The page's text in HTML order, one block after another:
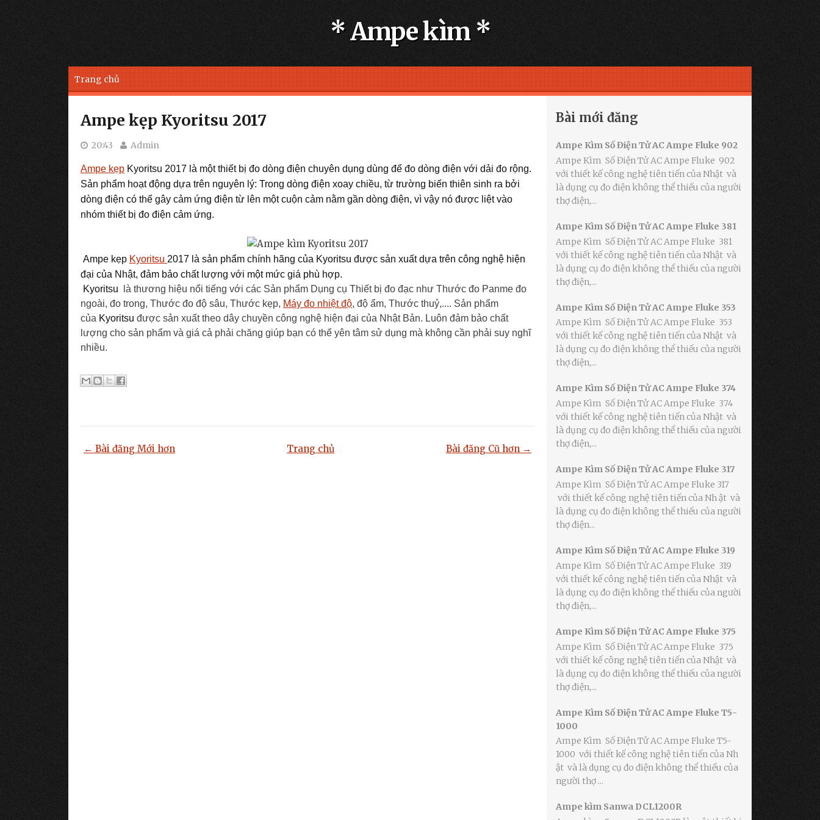
* Ampe kìm *
Skip to content
Trang chủ
Ampe kẹp Kyoritsu 2017
20:43 Admin
Ampe kẹp Kyoritsu 2017 là một thiết bị đo dòng điện chuyên dụng dùng để đo dòng điện với dải đo rộng.
Sản phẩm hoạt động dựa trên nguyên lý: Trong dòng điện xoay chiều, từ trường biến thiên sinh ra bởi
dòng điện có thể gây cảm ứng điện từ lên một cuộn cảm nằm gần dòng điện, vì vậy nó được liệt vào
nhóm thiết bị đo điện cảm ứng.
Ampe kẹp Kyoritsu 2017 là sản phẩm chính hãng của Kyoritsu được sản xuất dựa trên công nghệ hiện
đại của Nhật, đảm bảo chất lượng với một mức giá phù hợp.
Kyoritsu
là thương hiệu nổi tiếng với các Sản phẩm Dụng cụ Thiết bị đo đạc như Thước đo Panme đo
ngoài, đo trong, Thước đo độ sâu, Thước kẹp, Máy đo nhiệt độ, độ ẩm, Thước thuỷ,.... Sản phẩm
của Kyoritsu được sản xuất theo dây chuyền công nghệ hiện đại của Nhật Bản. Luôn đảm bảo chất
lượng cho sản phẩm và giá cả phải chăng giúp bạn có thể yên tâm sử dụng mà không cần phải suy nghĩ
nhiều.
← Bài đăng Mới hơn Bài đăng Cũ hơn →
Trang chủ
Bài mới đăng
Ampe Kìm Số Điện Tử AC Ampe Fluke 902
Ampe Kìm Số Điện Tử AC Ampe Fluke 902
với thiết kế công nghệ tiên tiến của Nhật và
là dụng cụ đo điện không thể thiếu của người
thợ điện,...
Ampe Kìm Số Điện Tử AC Ampe Fluke 381
Ampe Kìm Số Điện Tử AC Ampe Fluke 381
với thiết kế công nghệ tiên tiến của Nhật và
là dụng cụ đo điện không thể thiếu của người
thợ điện,...
Ampe Kìm Số Điện Tử AC Ampe Fluke 353
Ampe Kìm Số Điện Tử AC Ampe Fluke 353
với thiết kế công nghệ tiên tiến của Nhật và
là dụng cụ đo điện không thể thiếu của người
thợ điện,...
Ampe Kìm Số Điện Tử AC Ampe Fluke 374
Ampe Kìm Số Điện Tử AC Ampe Fluke 374
với thiết kế công nghệ tiên tiến của Nhật và
là dụng cụ đo điện không thể thiếu của người
thợ điện,...
Ampe Kìm Số Điện Tử AC Ampe Fluke 317
Ampe Kìm Số Điện Tử AC Ampe Fluke 317
với thiết kế công nghệ tiên tiến của Nh ật và
là dụng cụ đo điện không thể thiếu của người
thợ điện...
Ampe Kìm Số Điện Tử AC Ampe Fluke 319
Ampe Kìm Số Điện Tử AC Ampe Fluke 319
với thiết kế công nghệ tiên tiến của Nhật và
là dụng cụ đo điện không thể thiếu của người
thợ điện,...
Ampe Kìm Số Điện Tử AC Ampe Fluke 375
Ampe Kìm Số Điện Tử AC Ampe Fluke 375
với thiết kế công nghệ tiên tiến của Nhật và
là dụng cụ đo điện không thể thiếu của người
thợ điện,...
Ampe Kìm Số Điện Tử AC Ampe Fluke T5-
1000
Ampe Kìm Số Điện Tử AC Ampe Fluke T5-
1000 với thiết kế công nghệ tiên tiến của Nh
ật và là dụng cụ đo điện không thể thiếu của
người thợ ...
Ampe kìm Sanwa DCL1200R